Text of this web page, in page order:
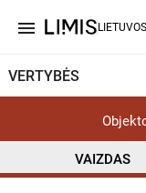
menu
VERTYBĖS
VAIZDAS
InC help_outline